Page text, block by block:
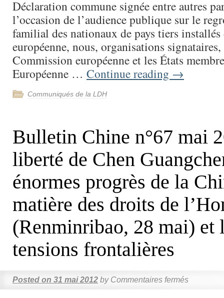
Déclaration commune signée entre autres
l’occasion de l’audience publique sur le
familial des nationaux de pays tiers
européenne, nous, organisations
Commission européenne et les États
Européenne … Continue reading →
Communiqués de la LDH
Bulletin Chine n°67 mai
liberté de Chen
énormes progrès de la
matière des droits de
(Renminribao, 28 mai) et
tensions frontalières
Posted on 31 mai 2012 by Commentaires fermés